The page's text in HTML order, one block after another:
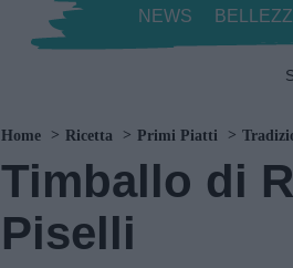
NEWS
Home Ricetta Primi Piatti
Timballo di
Piselli